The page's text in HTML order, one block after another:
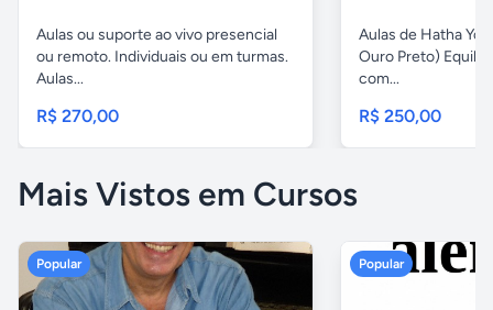
Aulas ou suporte ao vivo presencial
ou remoto. Individuais ou em turmas.
Aulas...
R$ 270,00
Aulas de Hatha
Ouro Preto)
com...
R$ 250,00
Mais Vistos em Cursos
Popular Popular